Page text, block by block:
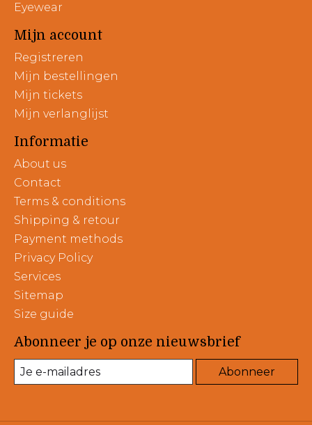
Eyewear
Mijn account
Registreren
Mijn bestellingen
Mijn tickets
Mijn verlanglijst
Informatie
About us
Contact
Terms & conditions
Shipping & retour
Payment methods
Privacy Policy
Services
Sitemap
Size guide
Abonneer je op onze nieuwsbrief
Abonneer